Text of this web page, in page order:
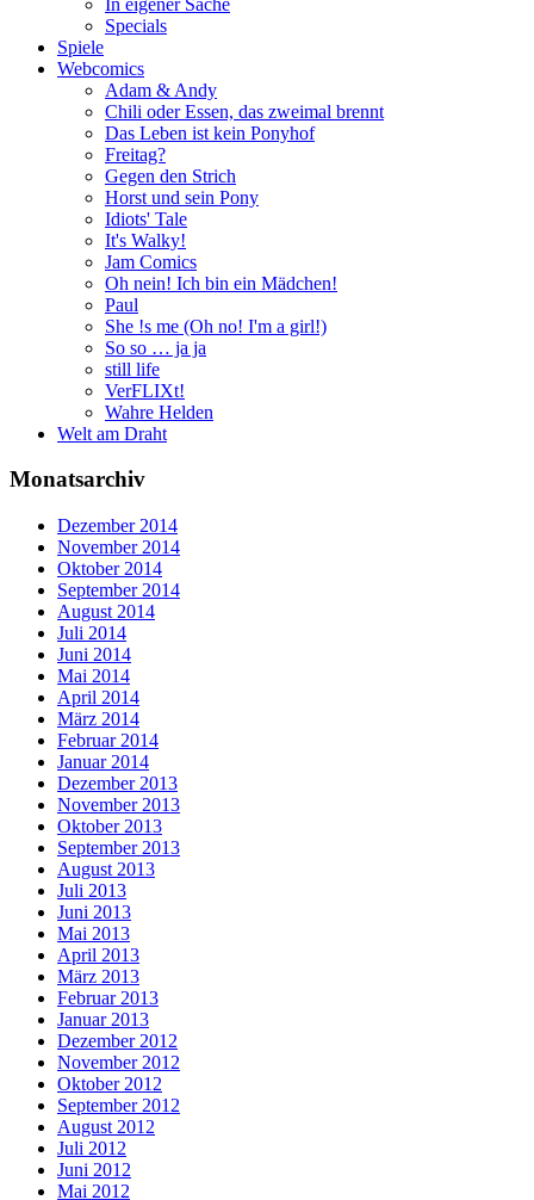
Specials
Spiele
Webcomics
Adam & Andy
Chili oder Essen, das zweimal brennt
Das Leben ist kein Ponyhof
Freitag?
Gegen den Strich
Horst und sein Pony
Idiots' Tale
It's Walky!
Jam Comics
Oh nein! Ich bin ein Mädchen!
Paul
She !s me (Oh no! I'm a girl!)
So so … ja ja
still life
VerFLIXt!
Wahre Helden
Welt am Draht
Monatsarchiv
Dezember 2014
November 2014
Oktober 2014
September 2014
August 2014
Juli 2014
Juni 2014
Mai 2014
April 2014
März 2014
Februar 2014
Januar 2014
Dezember 2013
November 2013
Oktober 2013
September 2013
August 2013
Juli 2013
Juni 2013
Mai 2013
April 2013
März 2013
Februar 2013
Januar 2013
Dezember 2012
November 2012
Oktober 2012
September 2012
August 2012
Juli 2012
Juni 2012
Mai 2012